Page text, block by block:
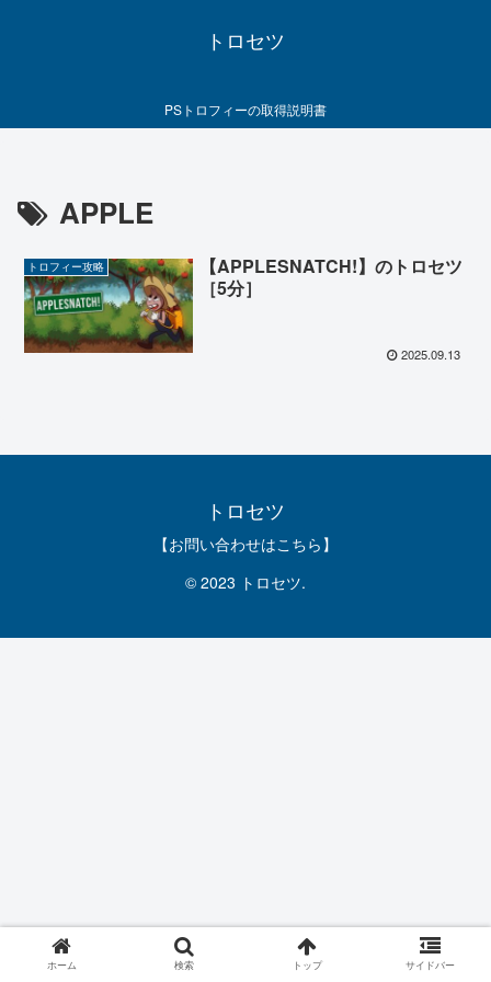
トロセツ
PSトロフィーの取得説明書
APPLE
トロフィー攻略
【APPLESNATCH!】のトロセツ
［5分］
2025.09.13
トロセツ
【お問い合わせはこちら】
© 2023 トロセツ.
ホーム 検索 トップ サイドバー